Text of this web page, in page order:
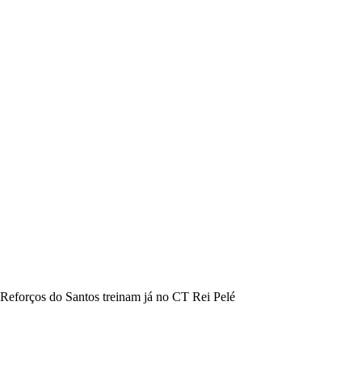
Reforços do Santos treinam já no CT Rei Pelé